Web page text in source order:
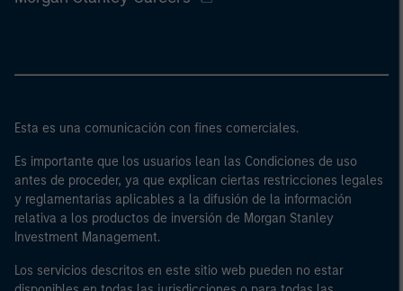
Esta es una comunicación con fines comerciales.
Es importante que los usuarios lean las Condiciones de uso
antes de proceder, ya que explican ciertas restricciones legales
y reglamentarias aplicables a la difusión de la información
relativa a los productos de inversión de Morgan Stanley
Investment Management.
Los servicios descritos en este sitio web pueden no estar